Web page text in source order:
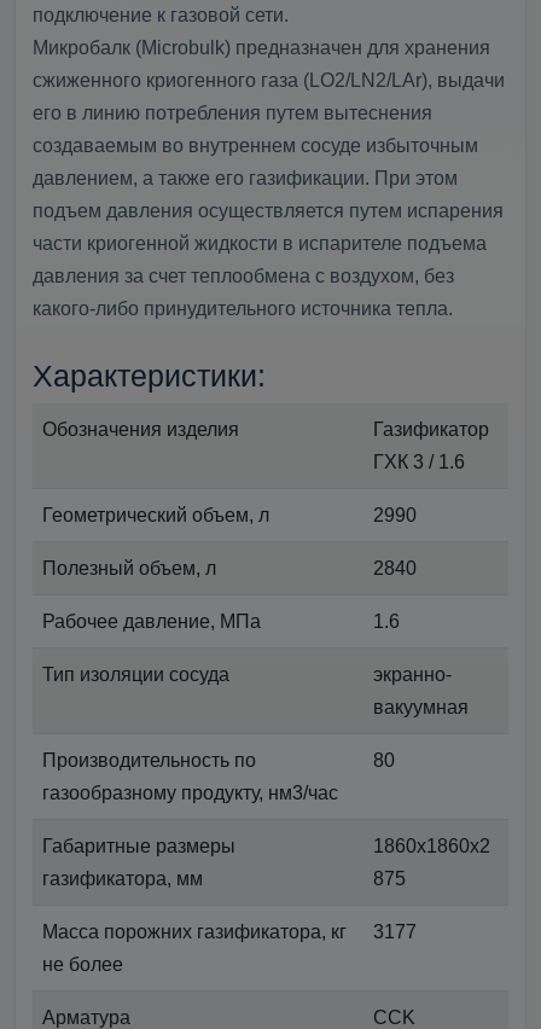
подключение к газовой сети.
Микробалк (Microbulk) предназначен для хранения
сжиженного криогенного газа (LO2/LN2/LAr), выдачи
его в линию потребления путем вытеснения
создаваемым во внутреннем сосуде избыточным
давлением, а также его газификации. При этом
подъем давления осуществляется путем испарения
части криогенной жидкости в испарителе подъема
давления за счет теплообмена с воздухом, без
какого-либо принудительного источника тепла.
Характеристики:
Обозначения изделия
Газификатор
ГХК 3 / 1.6
Геометрический объем, л 2990
Полезный объем, л 2840
Рабочее давление, МПа 1.6
Тип изоляции сосуда
экранно-
вакуумная
Производительность по
газообразному продукту, нм3/час
80
Габаритные размеры
газификатора, мм
1860x1860x2
875
Масса порожних газификатора, кг
не более
3177
Арматура CCK